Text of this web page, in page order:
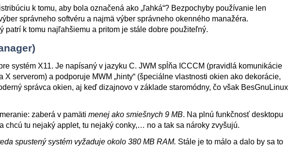
k tomu, aby bola označená ako „ľahká“? Bezpochyby používanie len
správneho softvéru a najmä výber správneho okenného manažéra.
patrí k tomu najľahšiemu a pritom je stále dobre použiteľný.
systém X11. Je napísaný v jazyku C. JWM spĺňa ICCCM (pravidlá komunikácie
serverom) a podporuje MWM „hinty“ (špeciálne vlastnosti okien ako dekorácie,
správca okien, aj keď dizajnovo v základe staromódny, čo však BesGnuLinux
zaberá v pamäti menej ako smiešnych 9 MB. Na plnú funkčnosť desktopu
chcú tu nejaký applet, tu nejaký conky,… no a tak sa nároky zvyšujú.
spustený systém vyžaduje okolo 380 MB RAM. Stále je to málo a dalo by sa to